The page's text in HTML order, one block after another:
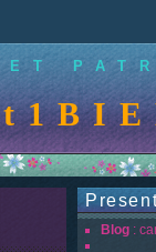
ET
Blog :